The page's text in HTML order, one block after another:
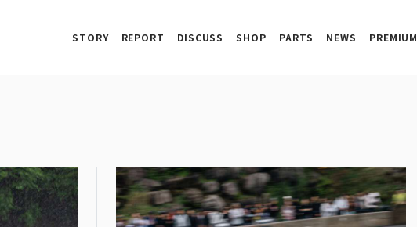
STORY REPORT DISCUSS SHOP PARTS NEWS PREMIUM